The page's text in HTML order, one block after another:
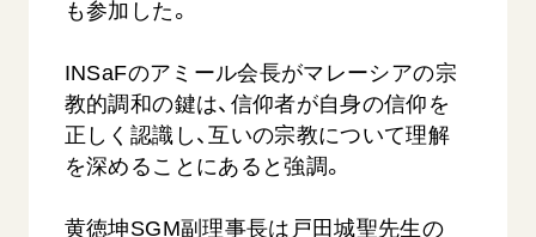
も参加した。
INSaFのアミール会長がマレーシアの宗
教的調和の鍵は、信仰者が自身の信仰を
正しく認識し、互いの宗教について理解
を深めることにあると強調。
黄徳坤SGM副理事長は戸田城聖先生の